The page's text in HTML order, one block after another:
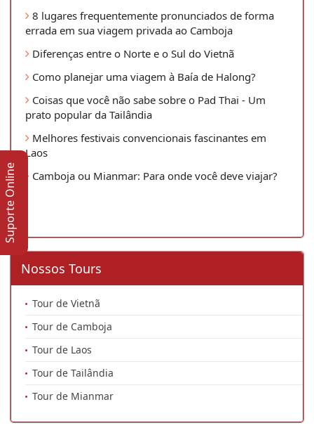
8 lugares frequentemente pronunciados de forma
errada em sua viagem privada ao Camboja
Diferenças entre o Norte e o Sul do Vietnã
Como planejar uma viagem à Baía de Halong?
Coisas que você não sabe sobre o Pad Thai - Um
prato popular da Tailândia
Melhores festivais convencionais fascinantes em
Laos
Camboja ou Mianmar: Para onde você deve viajar?
Nossos Tours
Tour de Vietnã
Tour de Camboja
Tour de Laos
Tour de Tailândia
Tour de Mianmar
Suporte Online